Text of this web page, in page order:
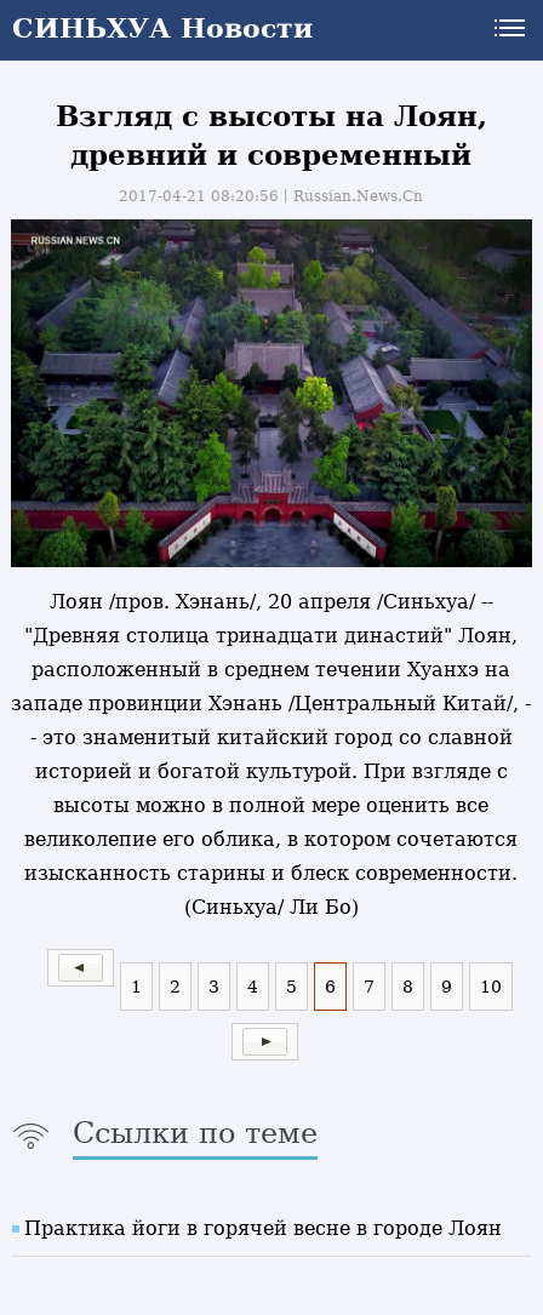
СИНЬХУА Новости
Взгляд с высоты на Лоян,
древний и современный
2017-04-21 08:20:56丨Russian.News.Cn
Лоян /пров. Хэнань/, 20 апреля /Синьхуа/ --
"Древняя столица тринадцати династий" Лоян,
расположенный в среднем течении Хуанхэ на
западе провинции Хэнань /Центральный Китай/, -
- это знаменитый китайский город со славной
историей и богатой культурой. При взгляде с
высоты можно в полной мере оценить все
великолепие его облика, в котором сочетаются
изысканность старины и блеск современности.
(Синьхуа/ Ли Бо)
1 2 3 4 5 6 7 8 9 10
Ссылки по теме
Практика йоги в горячей весне в городе Лоян